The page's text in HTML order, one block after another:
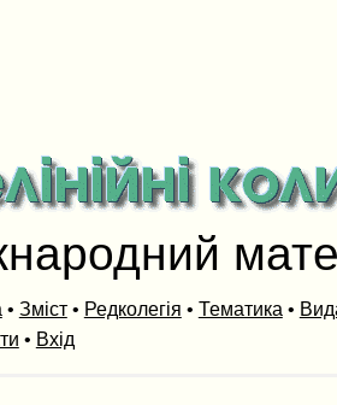
• Зміст• Редколегія • Тематика •
• Вхід